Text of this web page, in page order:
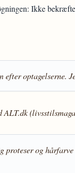
Ikke
efter optagelserne.
ALT.dk
proteser og